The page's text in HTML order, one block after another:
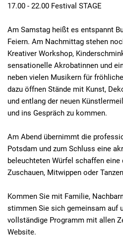
17.00 - 22.00 Festival STAGE
Am Samstag heißt es entspannt
Feiern. Am Nachmittag stehen
Kreativer Workshop,
sensationelle Akrobatinnen und
neben vielen Musikern für
dazu öffnen Stände mit Kunst,
und entlang der neuen
und ins Gespräch zu kommen.
Am Abend übernimmt die
Potsdam und zum Schluss eine
beleuchteten Würfel schaffen
Zuschauen, Mitwippen oder
Kommen Sie mit Familie,
stimmen Sie sich gemeinsam auf
vollständige Programm mit allen
Website.